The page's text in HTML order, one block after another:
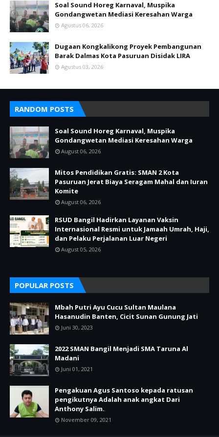
Soal Sound Horeg Karnaval, Muspika
Gondangwetan Mediasi Keresahan Warga
Agustus 06, 2026
Dugaan Kongkalikong Proyek Pembangunan
Barak Dalmas Kota Pasuruan Disidak LIRA
Agustus 03, 2026
RANDOM POSTS
Soal Sound Horeg Karnaval, Muspika
Gondangwetan Mediasi Keresahan Warga
August 06, 2026
Mitos Pendidikan Gratis: SMAN 2 Kota
Pasuruan Jerat Biaya Seragam Mahal dan Iuran
Komite
August 06, 2026
RSUD Bangil Hadirkan Layanan Vaksin
Internasional Resmi untuk Jamaah Umrah, Haji,
dan Pelaku Perjalanan Luar Negeri
August 05, 2026
POPULAR POSTS
Mbah Putri Ayu Cucu Sultan Maulana
Hasanudin Banten, Cicit Sunan Gunung Jati
Juni 30, 2023
2022 SMAN Bangil Menjadi SMA Taruna Al
Madani
Juni 01, 2021
Pengakuan Agus Santoso kepada ratusan
pengikutnya Adalah anak angkat Dari
Anthony Salim.
November 09, 2021